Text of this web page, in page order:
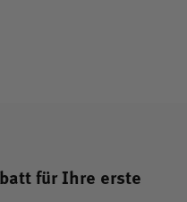
werden nicht gemacht.
für Ihre erste